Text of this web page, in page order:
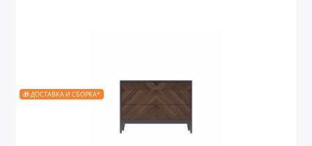
🎁 ДОСТАВКА И СБОРКА*